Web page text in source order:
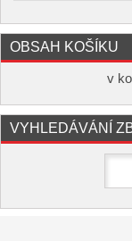
OBSAH KOŠÍKU
v
VYHLEDÁVÁNÍ